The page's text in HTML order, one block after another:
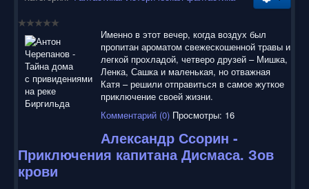
Именно в этот вечер, когда воздух был
пропитан ароматом свежескошенной травы и
легкой прохладой, четверо друзей – Мишка,
Ленка, Сашка и маленькая, но отважная
Катя – решили отправиться в самое жуткое
приключение своей жизни.
Комментарий (0) Просмотры: 16
Александр Ссорин -
Приключения капитана Дисмаса. Зов
крови